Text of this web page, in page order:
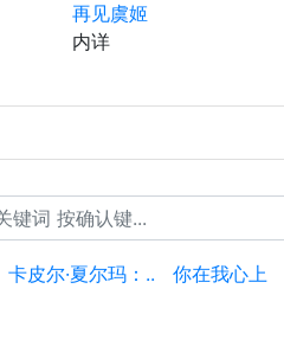
再见虞姬
内详
卡皮尔·夏尔玛：.. 你在我心上